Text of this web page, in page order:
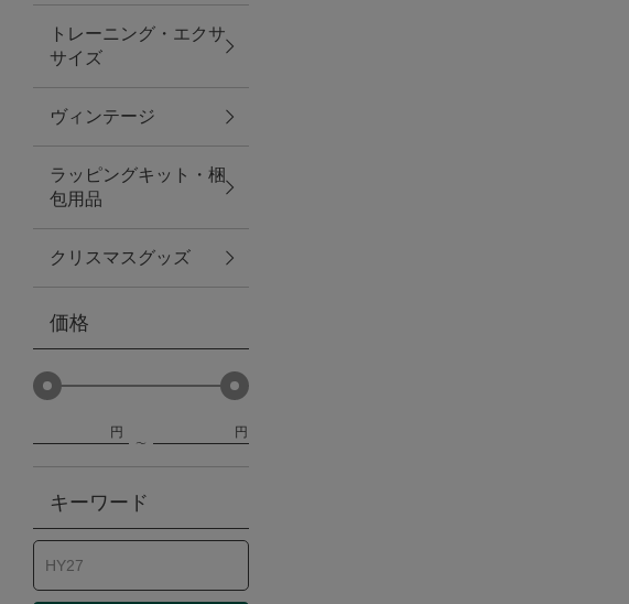
ステーショナリー
その他
紅茶・フード
防災グッズ・非常食
トレーニング
ヴィンテージ
トレーニング・エクサ
サイズ
ヴィンテージ
ラッピングキット・梱
包用品
クリスマスグッズ
価格
円 円
キーワード